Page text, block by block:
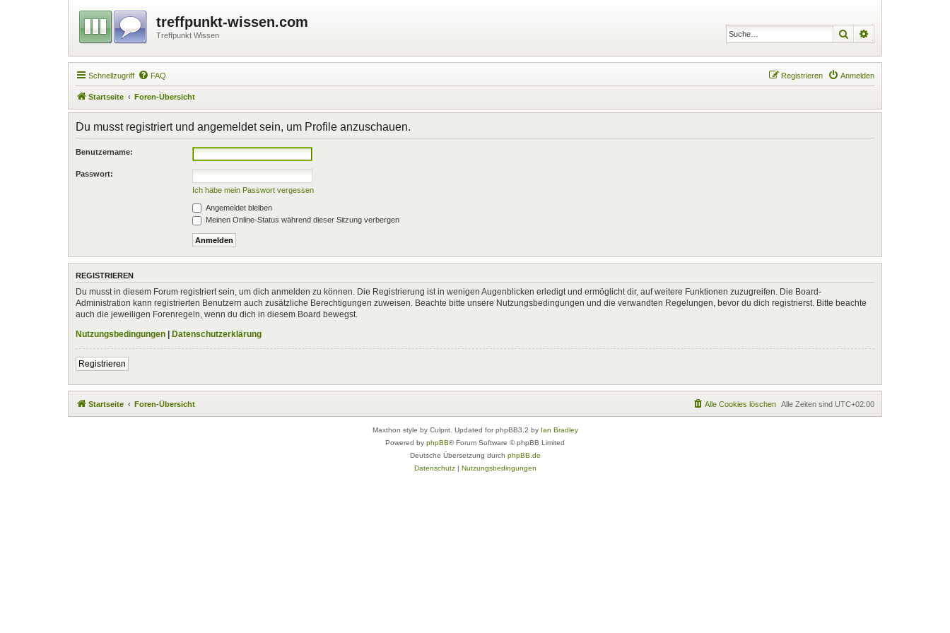
treffpunkt-wissen.com
Treffpunkt Wissen Suche
Schnellzugriff FAQ Anmelden
Registrieren
Startseite Foren-Übersicht
Du musst registriert und angemeldet sein, um Profile anzuschauen.
Benutzername:
Passwort:
Ich habe mein Passwort vergessen
Angemeldet bleiben
Meinen Online-Status während dieser Sitzung verbergen
REGISTRIEREN
Du musst in diesem Forum registriert sein, um dich anmelden zu können. Die Registrierung ist in wenigen Augenblicken erledigt und ermöglicht dir, auf weitere Funktionen zuzugreifen. Die Board-
Administration kann registrierten Benutzern auch zusätzliche Berechtigungen zuweisen. Beachte bitte unsere Nutzungsbedingungen und die verwandten Regelungen, bevor du dich registrierst. Bitte beachte
auch die jeweiligen Forenregeln, wenn du dich in diesem Board bewegst.
Nutzungsbedingungen
Datenschutzerklärung
Registrieren
Startseite Foren-Übersicht Alle Zeiten sind UTC+02:00
Alle Cookies löschen
Maxthon style by Culprit. Updated for phpBB3.2 by Ian Bradley
Powered by phpBB® Forum Software © phpBB Limited
Deutsche Übersetzung durch phpBB.de
Datenschutz| Nutzungsbedingungen